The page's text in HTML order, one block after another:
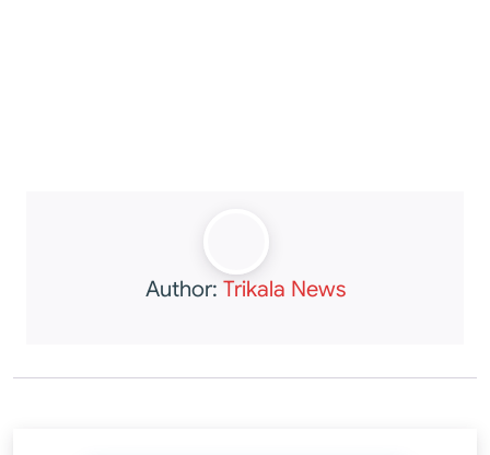
Author: Trikala News